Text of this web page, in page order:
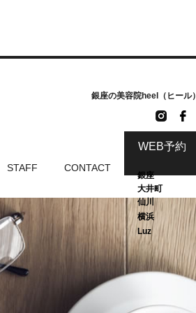
銀座の美容院heel（ヒール）
STAFF CONTACT
WEB予約
銀座
大井町
仙川
横浜
Luz